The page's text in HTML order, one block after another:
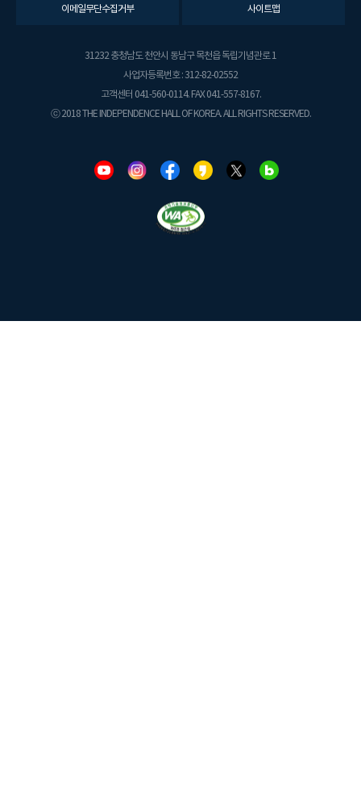
이메일무단수집거부 사이트맵
31232 충청남도 천안시 동남구 목천읍 독립기념관로 1
사업자등록번호 : 312-82-02552
고객센터 041-560-0114. FAX 041-557-8167.
ⓒ 2018 THE INDEPENDENCE HALL OF KOREA. ALL RIGHTS RESERVED.